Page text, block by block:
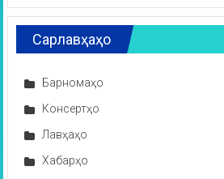
Сарлавҳаҳо
Барномаҳо
Консертҳо
Лавҳаҳо
Хабарҳо